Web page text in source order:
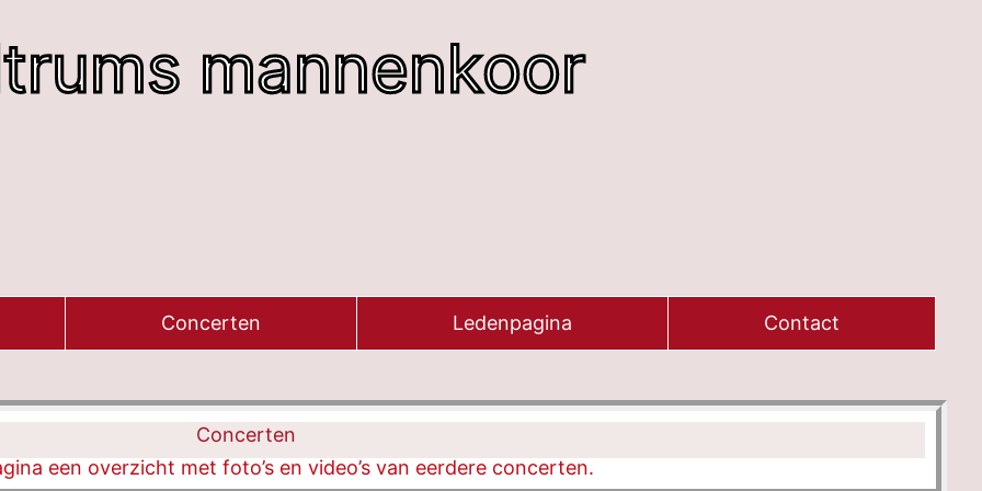
mannenkoor
Concerten Ledenpagina Contact
Concerten
een overzicht met foto’s en video’s van eerdere concerten.